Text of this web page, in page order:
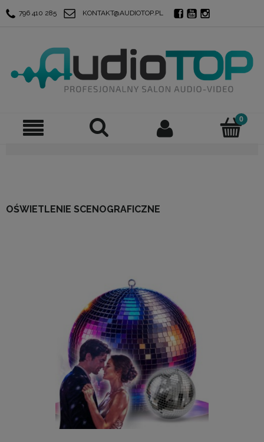
796 410 285 KONTAKT@AUDIOTOP.PL
OŚWIETLENIE SCENOGRAFICZNE